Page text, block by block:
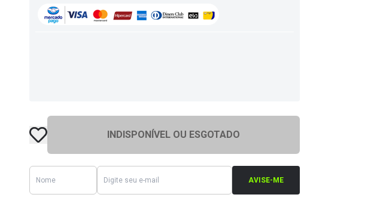
INDISPONÍVEL OU ESGOTADO
AVISE-ME